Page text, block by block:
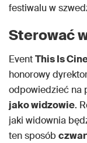
festiwalu w
Sterować
EventThis Is
honorowy
odpowiedzieć na
jako widzowie.
jaki widownia
ten sposób